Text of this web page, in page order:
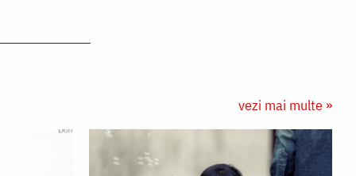
vezi mai multe »